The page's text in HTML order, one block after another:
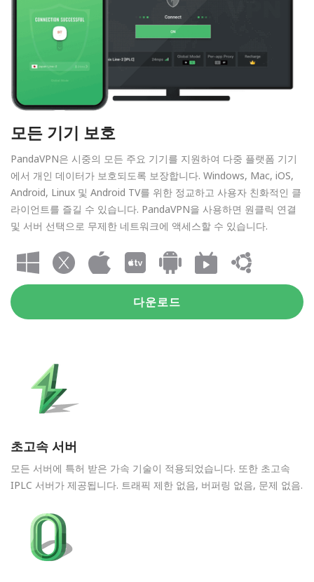
모든 기기 보호
PandaVPN은 시중의 모든 주요 기기를 지원하여 다중 플랫폼 기기
에서 개인 데이터가 보호되도록 보장합니다. Windows, Mac, iOS,
Android, Linux 및 Android TV를 위한 정교하고 사용자 친화적인 클
라이언트를 즐길 수 있습니다. PandaVPN을 사용하면 원클릭 연결
및 서버 선택으로 무제한 네트워크에 액세스할 수 있습니다.
다운로드
초고속 서버
모든 서버에 특허 받은 가속 기술이 적용되었습니다. 또한 초고속
IPLC 서버가 제공됩니다. 트래픽 제한 없음, 버퍼링 없음, 문제 없음.